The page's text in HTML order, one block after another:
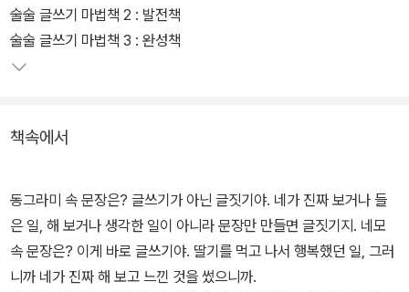
이런 양육자들을 위해 24년차 독서 교사 라온오쌤 오현선 작가가 오
랜 글쓰기 지도 비법을 〈술술 글쓰기 마법책 1~3〉으로 공개한다. 한
두 문장을 쓰기 시작하는 친구들부터 한 편의 글을 써내야 하는 친구
쓰며 재미를 붙인다. 〈2권 발전책(2~5학년)(출간 예정)〉은 자유롭게
쓴 글이 문단의 형식을 점점 갖추게 한다. 〈3권 완성책(3~6학년)(출
간 예정)〉은 문단 쓰기를 기초로 상상글, 설명글, 생활글(일기), 주장
글, 독후감상글 등 학교에서 필요한 갈래별 글쓰기 한 편을 완성한다.
술술 글쓰기 마법책 2 : 발전책
술술 글쓰기 마법책 3 : 완성책
책속에서
동그라미 속 문장은? 글쓰기가 아닌 글짓기야. 네가 진짜 보거나 들
은 일, 해 보거나 생각한 일이 아니라 문장만 만들면 글짓기지. 네모
속 문장은? 이게 바로 글쓰기야. 딸기를 먹고 나서 행복했던 일, 그러
니까 네가 진짜 해 보고 느낀 것을 썼으니까.